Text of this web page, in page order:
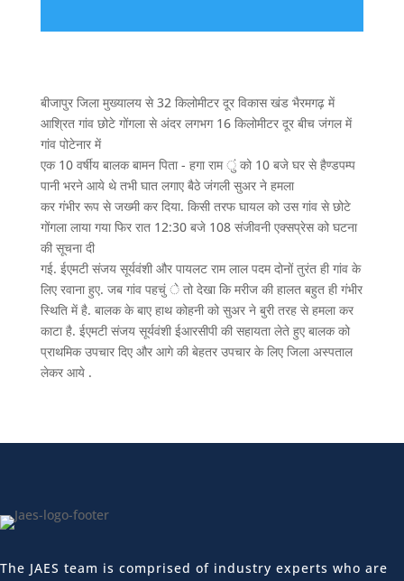
बीजापुर जिला मुख्यालय से 32 किलोमीटर दूर विकास खंड भैरमगढ़ में
आश्रित गांव छोटे गोंगला से अंदर लगभग 16 किलोमीटर दूर बीच जंगल में
गांव पोटेनार में
एक 10 वर्षीय बालक बामन पिता - हगा राम ुं को 10 बजे घर से हैण्डपम्प
पानी भरने आये थे तभी घात लगाए बैठे जंगली सुअर ने हमला
कर गंभीर रूप से जख्मी कर दिया. किसी तरफ घायल को उस गांव से छोटे
गोंगला लाया गया फिर रात 12:30 बजे 108 संजीवनी एक्सप्रेस को घटना
की सूचना दी
गई. ईएमटी संजय सूर्यवंशी और पायलट राम लाल पदम दोनों तुरंत ही गांव के
लिए रवाना हुए. जब गांव पहचुं े तो देखा कि मरीज की हालत बहुत ही गंभीर
स्थिति में है. बालक के बाए हाथ कोहनी को सुअर ने बुरी तरह से हमला कर
काटा है. ईएमटी संजय सूर्यवंशी ईआरसीपी की सहायता लेते हुए बालक को
प्राथमिक उपचार दिए और आगे की बेहतर उपचार के लिए जिला अस्पताल
लेकर आये .
The JAES team is comprised of industry experts who are